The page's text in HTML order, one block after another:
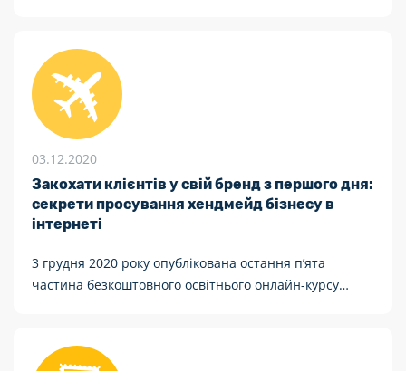
03.12.2020
Закохати клієнтів у свій бренд з першого дня:
секрети просування хендмейд бізнесу в
інтернеті
3 грудня 2020 року опублікована остання п’ята
частина безкоштовного освітнього онлайн-курсу
власного бренду на Amazon, ETSY, Shopify та eBay.